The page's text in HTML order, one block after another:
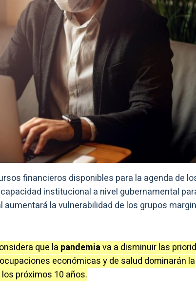
financieros disponibles para la agenda de
institucional a nivel gubernamental
la vulnerabilidad de los grupos
que la pandemiava a disminuir las
económicas y de salud dominarán la
próximos 10 años.